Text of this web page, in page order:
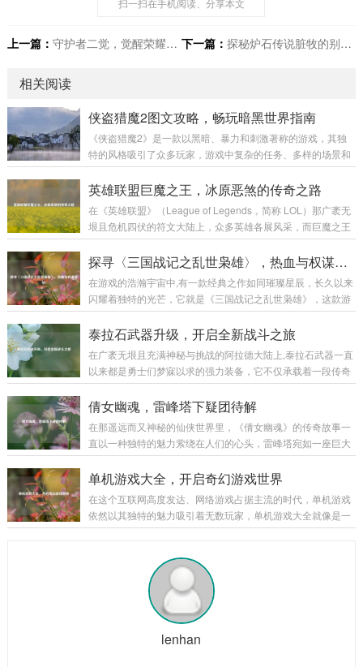
扫一扫在手机阅读、分享本文
上一篇： 守护者二觉，觉醒荣耀与使命 下一篇： 探秘炉石传说脏牧的别样魅力
相关阅读
侠盗猎魔2图文攻略，畅玩暗黑世界指南
《侠盗猎魔2》是一款以黑暗、暴力和刺激著称的游戏，其独
特的风格吸引了众多玩家，游戏中复杂的任务、多样的场景和
富有挑战性的战斗让不少玩家感到困惑，本文将为大家带来一
份详细的图文攻略，助力玩家顺利通关,深入体验这款游戏的魅
力。 游戏初始准备 在开始游戏前，需要对游戏的基本操作有一
定了解。《侠盗猎魔2》的操作较为丰富，包括移动、攻击、
潜行等多个方面。 移动操作：使用键盘的方向键或者W、A、
度会有不同的效果，比如快速奔...
英雄联盟巨魔之王，冰原恶煞的传奇之路
在《英雄联盟》（League of Legends，简称 LOL）那广袤无
垠且危机四伏的符文大陆上，众多英雄各展风采，而巨魔之王
特朗德尔宛如冰原上的一座巍峨巨峰，散发着令人胆寒的气息,
书写着属于自己的独特传奇。 巨魔之王特朗德尔出生于弗雷尔
卓德那片终年被冰雪覆盖的土地，这片严酷的环境塑造了他坚
韧不拔且凶狠残暴的性格，弗雷尔卓德的冰原上，部落林立，
为了争夺有限的资源，各个部落之间时常爆发激烈的冲突，特
胁让他们的生存岌岌可危...
探寻〈三国战记之乱世枭雄〉，热血与权谋交织
在游戏的浩瀚宇宙中,有一款经典之作如同璀璨星辰，长久以来
闪耀着独特的光芒，它就是《三国战记之乱世枭雄》，这款游
戏以其丰富的玩法、精彩的剧情和深入人心的角色设定，带领
玩家穿越回那个群雄逐鹿、战火纷飞的三国乱世。 《三国战记
之乱世枭雄》以东汉末年的三国时期为宏大背景，这个时期，
汉室衰微，天下大乱，各路诸侯纷纷崛起，形成了一个个强大
的军事集团，游戏巧妙地将历史上的重大事件和著名战役融入
战曹操以少胜多击败袁绍，奠定统一北方的基础...
泰拉石武器升级，开启全新战斗之旅
在广袤无垠且充满神秘与挑战的阿拉德大陆上,泰拉石武器一直
以来都是勇士们梦寐以求的强力装备，它不仅承载着一段传奇
的历史，更以其独特的属性和强大的威力，在无数次惊心动魄
的战斗中陪伴着勇士们披荆斩棘，而泰拉石武器的升级，更是
为这场冒险之旅增添了全新的色彩和无限的可能。 泰拉石武器
的诞生源于古老的泰拉文明,传说中，泰拉文明曾经无比辉煌，
其锻造技术更是达到了登峰造极的境界，泰拉石便是那个时代
经千辛万苦，收集齐所需的材料，成功锻造出...
倩女幽魂，雷峰塔下疑团待解
在那遥远而又神秘的仙侠世界里，《倩女幽魂》的传奇故事一
直以一种独特的魅力萦绕在人们的心头，雷峰塔宛如一座巨大
的谜团，矗立在烟雨朦胧的江南大地，引得无数侠客、修道之
士纷纷前来探寻其中隐藏的秘密。 雷峰塔，本是镇压妖邪之物
的神圣之地，在《倩女幽魂》的世界中，它却逐渐成为了一个
充满诡异和谜团的存在，关于雷峰塔的传说层出不穷，有人说
塔中封印着上古时期的强大妖邪，其怨念化作了阴云，笼罩着
月圆之夜,就会有诡异的事件发生。 有一位年...
单机游戏大全，开启奇幻游戏世界
在这个互联网高度发达、网络游戏占据主流的时代，单机游戏
依然以其独特的魅力吸引着无数玩家，单机游戏大全就像是一
座宝库，为玩家们提供了各种各样精彩纷呈的游戏体验,让我们
机游戏是单机游戏大全中非常受欢迎的一个类别，以《上古卷
轴 5：天际》为例，这款游戏构建了一个宏大而开放的奇幻世
界，玩家可以自由地探索天际省的每一寸土地，与各种种族的
NPC互动，学习魔法、剑术等技能，完成丰富多样的任务，游
戏中丰富的剧情线和角色发展系统，让...
lenhan